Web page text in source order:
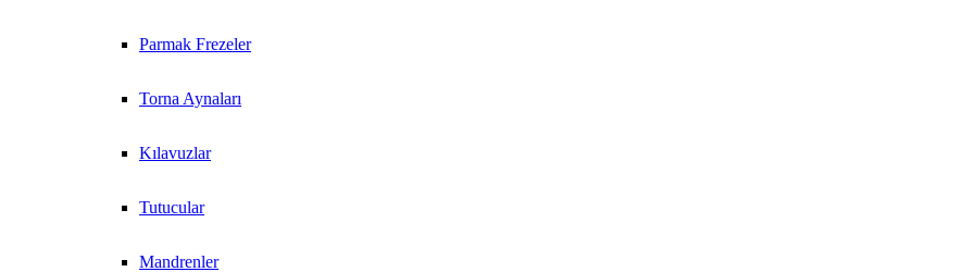
Parmak Frezeler
Torna Aynaları
Kılavuzlar
Tutucular
Mandrenler